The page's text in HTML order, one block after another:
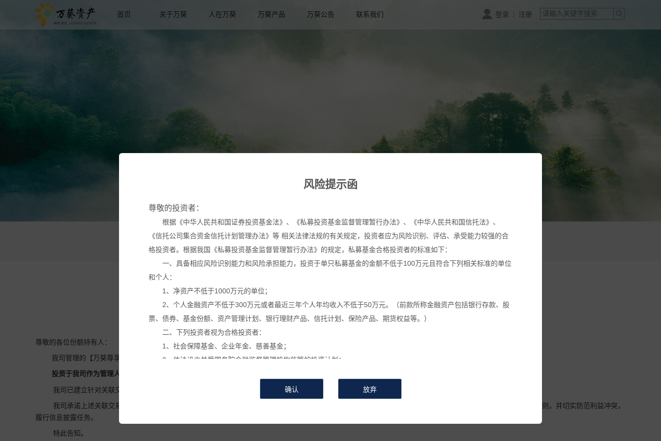
首页 关于万葵 人在万葵 万葵产品 万葵公告 联系我们 登录 注册
风险提示函
尊敬的投资者：
根据《中华人民共和国证券投资基金法》、《私募投资基金监督管理暂行办法》、《中华人民共和国信托法》、
《信托公司集合资金信托计划管理办法》等 相关法律法规的有关规定，投资者应为风险识别、评估、承受能力较强的合
格投资者。根据我国《私募投资基金监督管理暂行办法》的规定，私募基金合格投资者的标准如下：
一、具备相应风险识别能力和风险承担能力，投资于单只私募基金的金额不低于100万元且符合下列相关标准的单位
和个人：
1、净资产不低于1000万元的单位；
2、个人金融资产不低于300万元或者最近三年个人年均收入不低于50万元。（前款所称金融资产包括银行存款、股
票、债券、基金份额、资产管理计划、银行理财产品、信托计划、保险产品、期货权益等。）
二、下列投资者视为合格投资者：
1、社会保障基金、企业年金、慈善基金；
2、依法设立并受国务院金融监督管理机构监管的投资计划；
本网站所载的各种信息和数据等仅供参考, 并不构成广告或销售要约, 或买入任何证券、基金或其它投资工具的建
万葵公告 万葵新闻 万葵分享 万葵活动
时间：2025-08-28 来源 : 作者 : 浏览次数：598
尊敬的各位份额持有人：
我司管理的【万葵尊享33号家族私募证券投资基金】拟按照本基金合同约定进行关联交易，具体事项为
投资于我司作为管理人的【
我司已建立针对关联交易的特殊决策机制，已建立不得利用关联交易进行利益输送、内幕交易和操作市场等违法违规活动的关联交易回避机制。
我司承诺上述关联交易事项不存在利益输送、内幕交易或操作市场等违法违规活动，在运用本基金财产进行上述关联交易时，遵循本基金份额持有人利益优先的原则，并切实防范利益冲突，
履行信息披露任务。
特此告知。